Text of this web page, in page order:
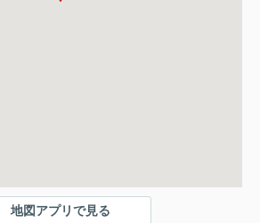
地図アプリで見る